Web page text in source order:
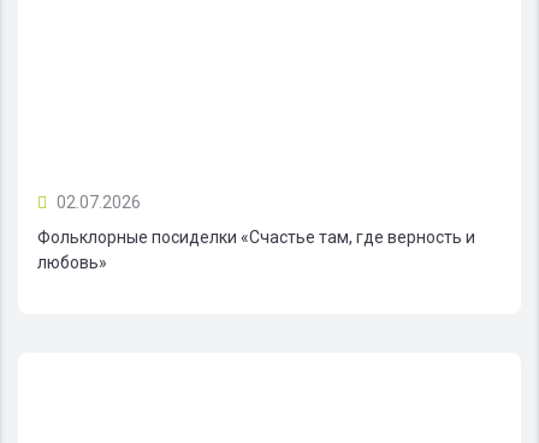
02.07.2026
Фольклорные посиделки «Счастье там, где верность и
любовь»